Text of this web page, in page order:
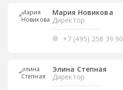
Мария Новикова
Директор
+7 (495) 258 39 90
Элина Степная
Директор